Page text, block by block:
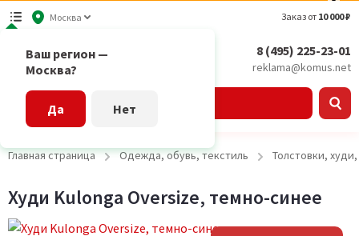
Москва
Ваш регион —
Москва?
Да Нет
Заказ от 10 000 ₽
8 (495) 225-23-01
reklama@komus.net
Главная страница Одежда, обувь, текстиль Толстовки,
Худи Kulonga Oversize, темно-синее